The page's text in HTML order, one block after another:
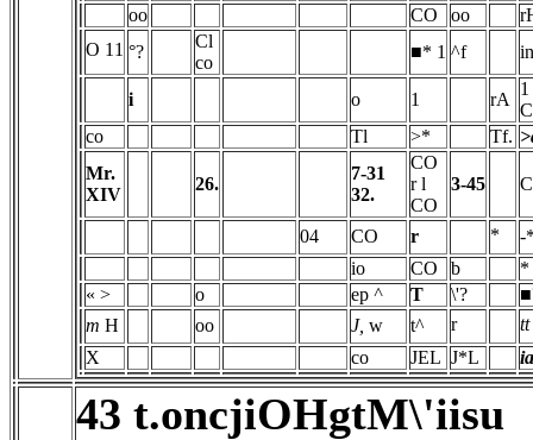
oo
CO oo
O 11 °?
Cl
co
■* 1 ^f in
i o 1 rA
1
co
Tl >* Tf.
Mr.
XIV
26.
7-31
32.
CO
r l
CO
3-45
04 CO r *
-
io
CO b
*
« >
o ep ^ T \'?
m H oo J, w t^ r
tt
X
co JEL J*L ia
43 t.oncjiOHgtM\'iisu